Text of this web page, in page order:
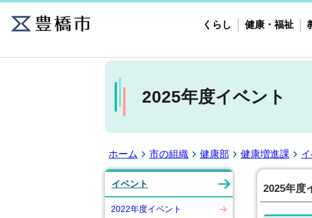
くらし 健康・福祉
2025年度イベント
ホーム 市の組織 健康部 健康増進課
イベント
2022年度イベント
2025年度